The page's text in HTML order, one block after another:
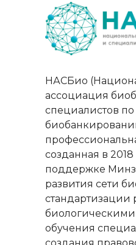
НАСБио
ассоциация
специалистов по
созданная в
поддержке
развития сети
стандартизации
обучения